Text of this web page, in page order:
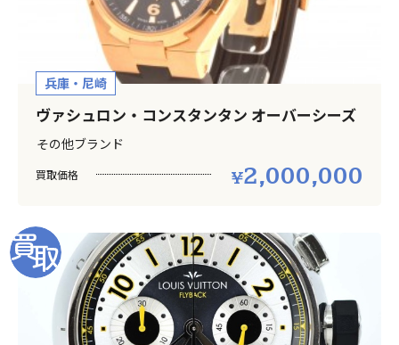
兵庫・尼崎
ヴァシュロン・コンスタンタン オーバーシーズ
その他ブランド
買取価格 2,000,000